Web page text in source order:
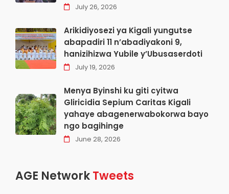
July 26, 2026
Arikidiyosezi ya Kigali yungutse
abapadiri 11 n’abadiyakoni 9,
hanizihizwa Yubile y’Ubusaserdoti
July 19, 2026
Menya Byinshi ku giti cyitwa
Gliricidia Sepium Caritas Kigali
yahaye abagenerwabokorwa bayo
ngo bagihinge
June 28, 2026
AGE NetworkTweets